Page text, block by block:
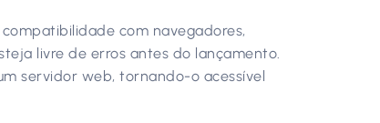
com navegadores,
livre de erros antes do lançamento.
servidor web, tornando-o acessível